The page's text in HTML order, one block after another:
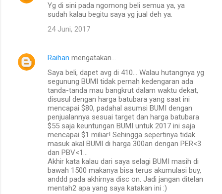
Yg di sini pada ngomong beli semua ya, ya
sudah kalau begitu saya yg jual deh ya.
24 Juni, 2017
Raihan mengatakan…
Saya beli, dapet avg di 410... Walau hutangnya yg
segunung BUMI tidak pernah kedengaran ada
tanda-tanda mau bangkrut dalam waktu dekat,
disusul dengan harga batubara yang saat ini
mencapai $80, padahal asumsi BUMI dengan
penjualannya sesuai target dan harga batubara
$55 saja keuntungan BUMI untuk 2017 ini saja
mencapai $1 miliar! Sehingga sepertinya tidak
masuk akal BUMI di harga 300an dengan PER<3
dan PBV<1...
Akhir kata kalau dari saya selagi BUMI masih di
bawah 1500 makanya bisa terus akumulasi buy,
anddd pada akhirnya disc on. Jadi jangan ditelan
mentah2 apa yang saya katakan ini :)